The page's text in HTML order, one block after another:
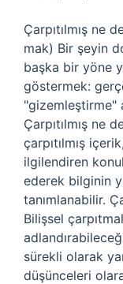
Çarpıtılmış ne
mak) Bir şeyin
başka bir yöne
göstermek:
"gizemleştirme"
Çarpıtılmış ne
çarpıtılmış
ilgilendiren
ederek bilginin
tanımlanabilir.
Bilişsel
sürekli olarak
düşünceleri